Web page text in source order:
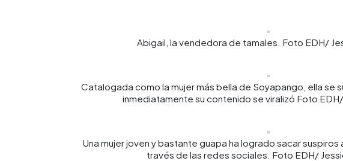
Abigail, la vendedora de tamales. Foto EDH/
Catalogada como la mujer más bella de Soyapango, ella se
inmediatamente su contenido se viralizó Foto
Una mujer joven y bastante guapa ha logrado sacar suspiros
través de las redes sociales. Foto EDH/